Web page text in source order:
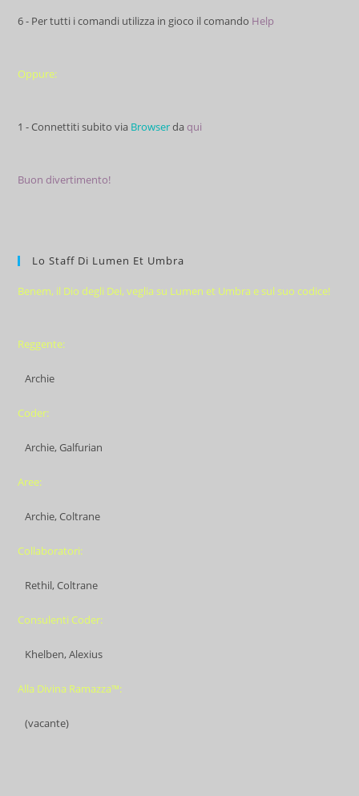
6 - Per tutti i comandi utilizza in gioco il comando Help
Oppure:
1 - Connettiti subito via Browserda qui
Buon divertimento!
Lo Staff Di Lumen Et Umbra
Benem, il Dio degli Dei, veglia su Lumen et Umbra e sul suo codice!
Reggente:
Archie
Coder:
Archie, Galfurian
Aree:
Archie, Coltrane
Collaboratori:
Rethil, Coltrane
Consulenti Coder:
Khelben, Alexius
Alla Divina Ramazza™:
(vacante)